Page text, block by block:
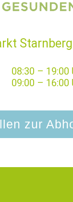
08:30 – 19:00
09:00 – 16:00
zur